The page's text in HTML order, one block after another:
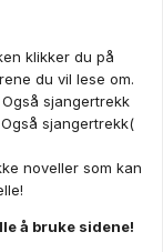
klikker du på
du vil lese om.
Også sjangertrekk
Også sjangertrekk(
noveller som kan
å bruke sidene!